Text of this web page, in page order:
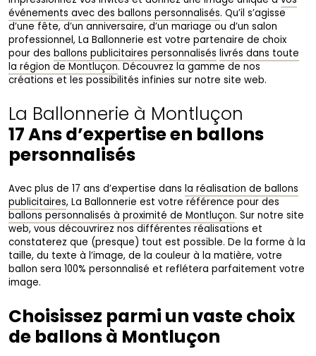
événements avec des ballons personnalisés. Qu’il s’agisse
d’une fête, d’un anniversaire, d’un mariage ou d’un salon
professionnel, La Ballonnerie est votre partenaire de choix
pour des ballons publicitaires personnalisés livrés dans toute
la région de Montluçon. Découvrez la gamme de nos
créations et les possibilités infinies sur notre site web.
La Ballonnerie à Montluçon
17 Ans d’expertise en ballons
personnalisés
Avec plus de 17 ans d’expertise dans la réalisation de ballons
publicitaires, La Ballonnerie est votre référence pour des
ballons personnalisés à proximité de Montluçon. Sur notre site
web, vous découvrirez nos différentes réalisations et
constaterez que (presque) tout est possible. De la forme à la
taille, du texte à l’image, de la couleur à la matière, votre
ballon sera 100% personnalisé et reflétera parfaitement votre
image.
Choisissez parmi un vaste choix
de ballons à Montluçon